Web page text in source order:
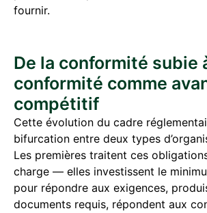
fournir.
De la conformité subie
conformité comme
compétitif
Cette évolution du cadre
bifurcation entre deux types
Les premières traitent ces
charge — elles investissent le
pour répondre aux exigences,
documents requis, répondent aux